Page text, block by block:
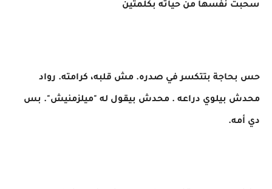
سحبت نفسها من حياته بكلمتين
حس بحاجة بتتكسر في صدره. مش قلبه، كرامته. رواد
محدش بيلوي دراعه . محدش بيقول له "ميلزمنيش". بس
دي أمه.